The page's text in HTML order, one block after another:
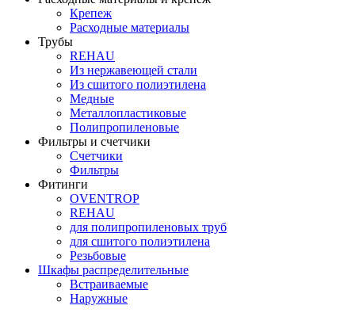
Крепеж
Расходные материалы
Трубы
REHAU
Из нержавеющей стали
Из сшитого полиэтилена
Медные
Металлопластиковые
Полипропиленовые
Фильтры и счетчики
Счетчики
Фильтры
Фитинги
OVENTROP
REHAU
для полипропиленовых труб
для сшитого полиэтилена
Резьбовые
Шкафы распределительные
Встраиваемые
Наружные